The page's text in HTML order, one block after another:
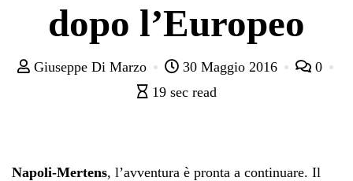
dopo l’Europeo
Giuseppe Di Marzo 30 Maggio 2016
0
19 sec read
Napoli-Mertens, l’avventura è pronta a continuare. Il